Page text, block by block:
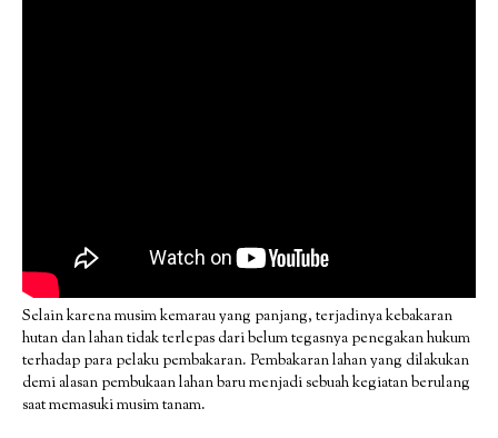
Selain karena musim kemarau yang panjang, terjadinya kebakaran
hutan dan lahan tidak terlepas dari belum tegasnya penegakan hukum
terhadap para pelaku pembakaran. Pembakaran lahan yang dilakukan
demi alasan pembukaan lahan baru menjadi sebuah kegiatan berulang
saat memasuki musim tanam.